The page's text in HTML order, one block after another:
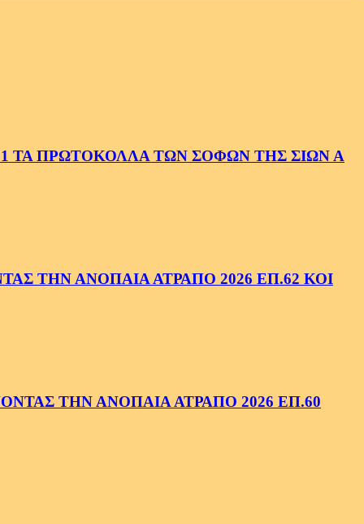
ΤΑ ΠΡΩΤΟΚΟΛΛΑ ΤΩΝ ΣΟΦΩΝ ΤΗΣ ΣΙΩΝ Α
ΤΗΝ ΑΝΟΠΑΙΑ ΑΤΡΑΠΟ 2026 ΕΠ.62 ΚΟΙ
ΤΗΝ ΑΝΟΠΑΙΑ ΑΤΡΑΠΟ 2026 ΕΠ.60